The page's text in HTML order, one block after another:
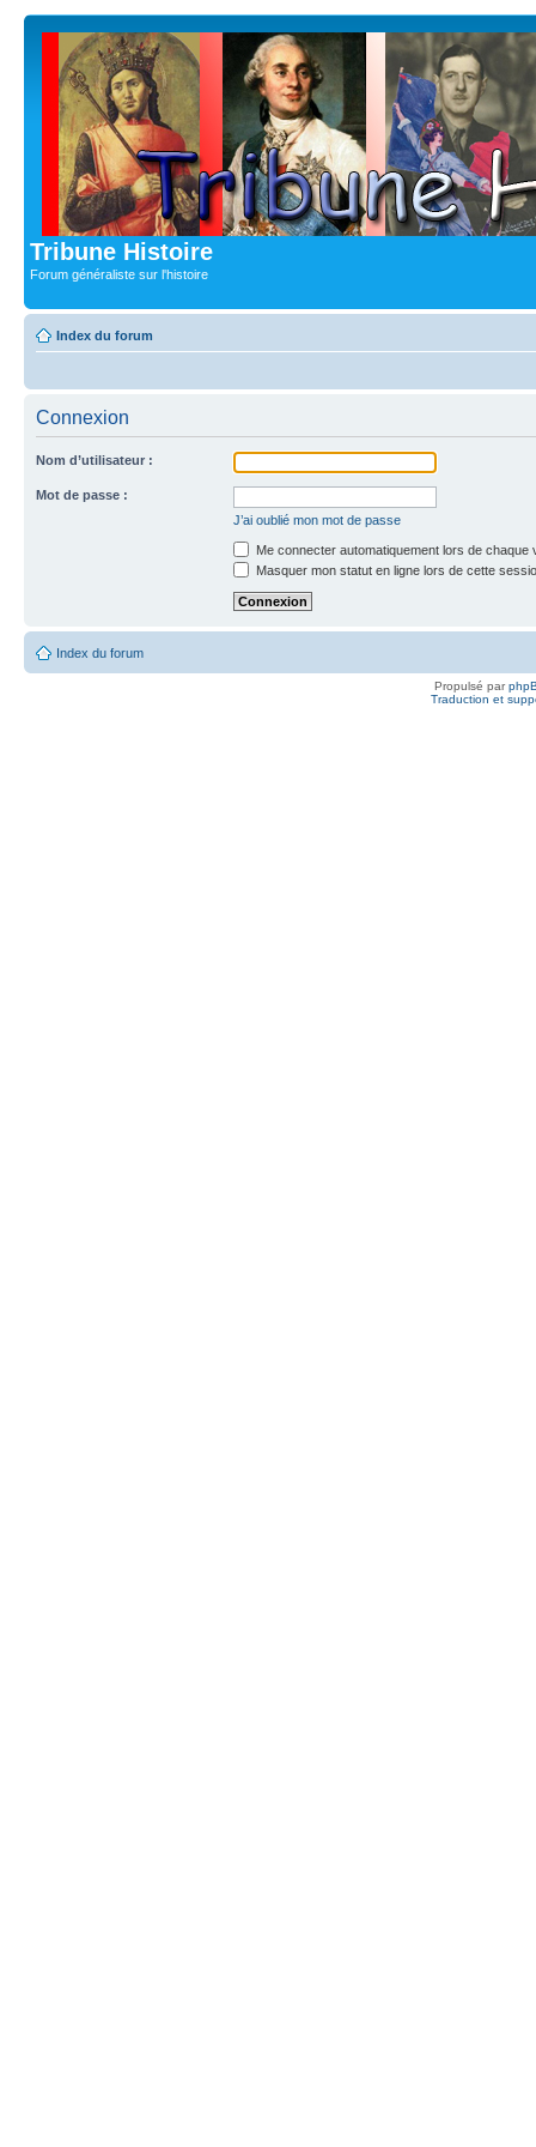
Tribune Histoire
Forum généraliste sur l'histoire
Index du forum
Connexion
Nom d’utilisateur :
Mot de passe :
J’ai oublié mon mot de passe
Me connecter automatiquement lors de chaque
Masquer mon statut en ligne lors de cette
Index du forum
Propulsé par
Traduction et